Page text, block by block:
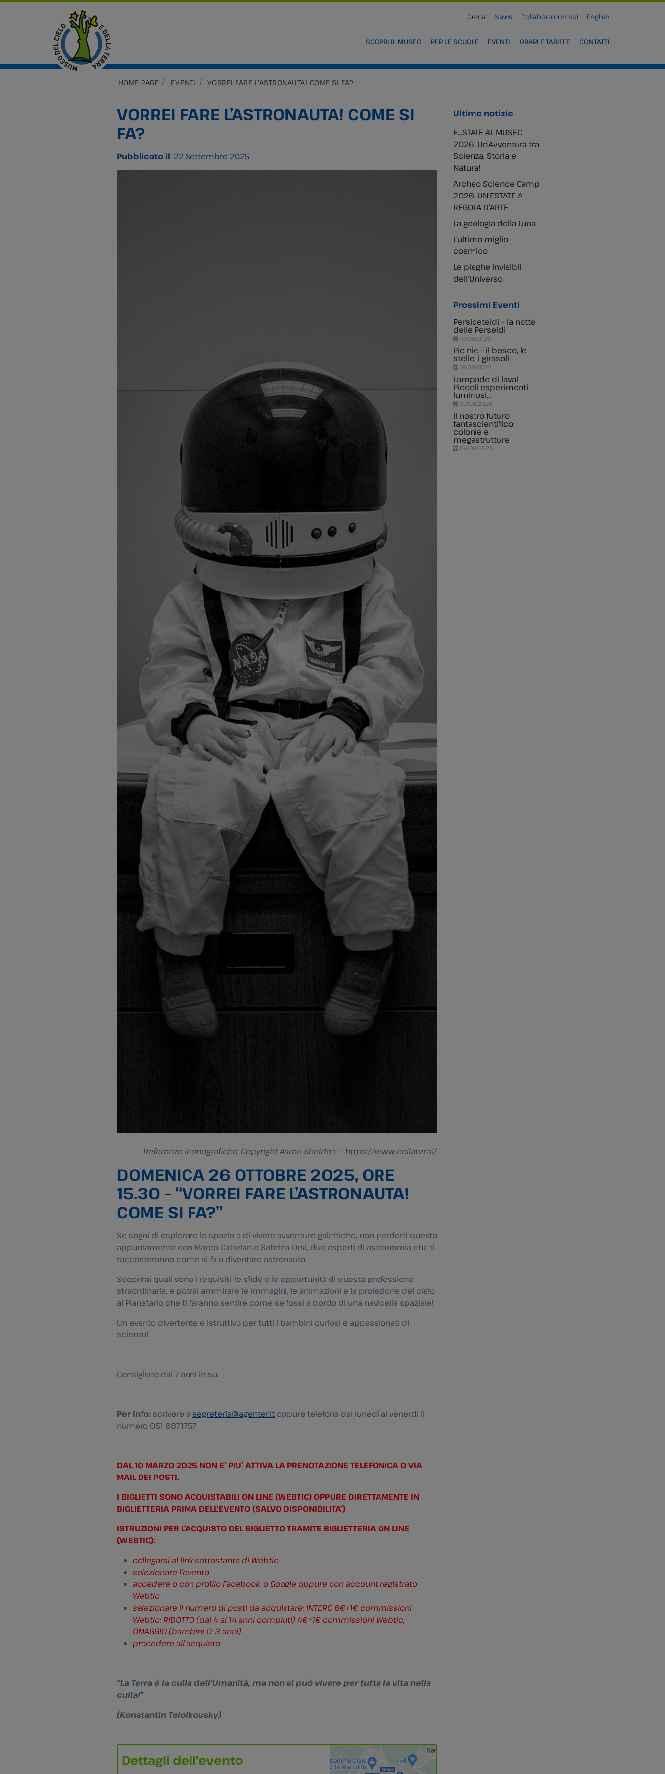
Cerca News Collabora con noi English
SCOPRI IL MUSEO PER LE SCUOLE EVENTI ORARI E TARIFFE CONTATTI
HOME PAGE EVENTI VORREI FARE L'ASTRONAUTA! COME SI FA?
VORREI FARE L’ASTRONAUTA! COME SI
FA?
Pubblicato il: 22 Settembre 2025
Referenze iconografiche: Copyright Aaron Sheldon – https://www.collater.al/
DOMENICA 26 OTTOBRE 2025, ORE
15.30 – “VORREI FARE L’ASTRONAUTA!
COME SI FA?”
Se sogni di esplorare lo spazio e di vivere avventure galattiche, non perderti questo
appuntamento con Marco Cattelan e Sabrina Orsi, due esperti di astronomia che ti
racconteranno come si fa a diventare astronauta.
Scoprirai quali sono i requisiti, le sfide e le opportunità di questa professione
straordinaria, e potrai ammirare le immagini, le animazioni e la proiezione del cielo
al Planetario che ti faranno sentire come se fossi a bordo di una navicella spaziale!
Un evento divertente e istruttivo per tutti i bambini curiosi e appassionati di
scienza!
Consigliato dai 7 anni in su.
Per info: scrivere a segreteria@agenter.it oppure telefona dal lunedì al venerdì il
numero 051 6871757
DAL 10 MARZO 2025 NON E’ PIU’ ATTIVA LA PRENOTAZIONE TELEFONICA O VIA
MAIL DEI POSTI.
I BIGLIETTI SONO ACQUISTABILI ON LINE (WEBTIC) OPPURE DIRETTAMENTE IN
BIGLIETTERIA PRIMA DELL’EVENTO (SALVO DISPONIBILITA’)
ISTRUZIONI PER L’ACQUISTO DEL BIGLIETTO TRAMITE BIGLIETTERIA ON LINE
(WEBTIC):
collegarsi al link sottostante di Webtic
selezionare l’evento
accedere o con profilo Facebook, o Google oppure con account registrato
Webtic
selezionare il numero di posti da acquistare: INTERO 6€+1€ commissioni
Webtic; RIDOTTO (dai 4 ai 14 anni compiuti) 4€+1€ commissioni Webtic;
OMAGGIO (bambini 0-3 anni)
procedere all’acquisto
“La Terra è la culla dell’Umanità, ma non si può vivere per tutta la vita nella
culla!”
(Konstantin Tsiolkovsky)
Dettagli dell'evento
Ultime notizie
E…STATE AL MUSEO
2026: Un’Avventura tra
Scienza, Storia e
Natura!
Archeo Science Camp
2026: UN’ESTATE A
REGOLA D’ARTE
La geologia della Luna
L’ultimo miglio
cosmico
Le pieghe invisibili
dell’Universo
Prossimi Eventi
Persiceteidi – la notte
delle Perseidi
10/08/2026
Pic nic – il bosco, le
stelle, i girasoli
18/08/2026
Lampade di lava!
Piccoli esperimenti
luminosi…
29/08/2026
Il nostro futuro
fantascientifico:
colonie e
megastrutture
04/09/2026